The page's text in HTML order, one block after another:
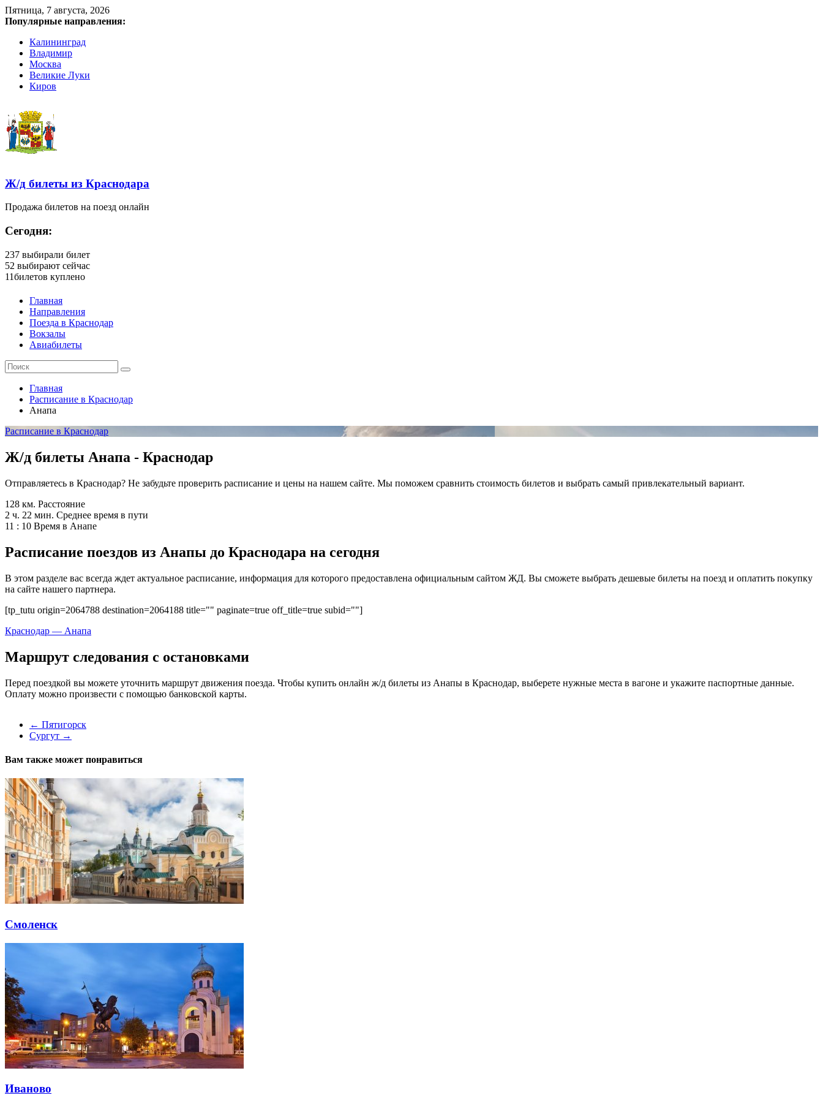
Пятница, 7 августа, 2026
Популярные направления:
Калининград
Владимир
Москва
Великие Луки
Киров
Ж/д билеты из Краснодара
Продажа билетов на поезд онлайн
Сегодня:
237 выбирали билет
52 выбирают сейчас
11билетов куплено
Главная
Направления
Поезда в Краснодар
Вокзалы
Авиабилеты
Главная
Расписание в Краснодар
Анапа
Расписание в Краснодар
Ж/д билеты Анапа - Краснодар
Отправляетесь в Краснодар? Не забудьте проверить расписание и цены на нашем сайте. Мы поможем сравнить стоимость билетов и выбрать самый привлекательный вариант.
128 км. Расстояние
2 ч. 22 мин. Среднее время в пути
11 : 10 Время в Анапе
Расписание поездов из Анапы до Краснодара на сегодня
В этом разделе вас всегда ждет актуальное расписание, информация для которого предоставлена официальным сайтом ЖД. Вы сможете выбрать дешевые билеты на поезд и оплатить покупку
на сайте нашего партнера.
[tp_tutu origin=2064788 destination=2064188 title="" paginate=true off_title=true subid=""]
Краснодар — Анапа
Маршрут следования с остановками
Перед поездкой вы можете уточнить маршрут движения поезда. Чтобы купить онлайн ж/д билеты из Анапы в Краснодар, выберете нужные места в вагоне и укажите паспортные данные.
Оплату можно произвести с помощью банковской карты.
← Пятигорск
Сургут →
Вам также может понравиться
Смоленск
Иваново